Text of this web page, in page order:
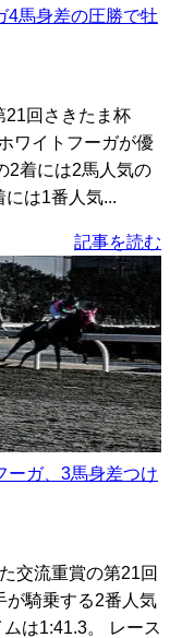
4馬身差の圧勝で牡
21回さきたま杯
ワイトフーガが優
2着には2馬人気の
は1番人気...
記事を読む
ーガ、3馬身差つけ
交流重賞の第21回
が騎乗する2番人気
は1:41.3。 レース